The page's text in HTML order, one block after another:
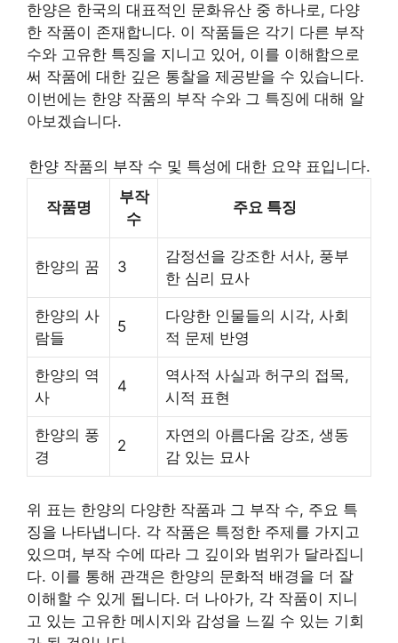
한양은 한국의 대표적인 문화유산 중 하나로, 다양
한 작품이 존재합니다. 이 작품들은 각기 다른 부작
수와 고유한 특징을 지니고 있어, 이를 이해함으로
써 작품에 대한 깊은 통찰을 제공받을 수 있습니다.
이번에는 한양 작품의 부작 수와 그 특징에 대해 알
아보겠습니다.
한양 작품의 부작 수 및 특성에 대한 요약 표입니다.
작품명
부작
수
주요 특징
한양의 꿈 3
감정선을 강조한 서사, 풍부
한 심리 묘사
한양의 사
람들
5
다양한 인물들의 시각, 사회
적 문제 반영
한양의 역
사
4
역사적 사실과 허구의 접목,
시적 표현
한양의 풍
경
2
자연의 아름다움 강조, 생동
감 있는 묘사
위 표는 한양의 다양한 작품과 그 부작 수, 주요 특
징을 나타냅니다. 각 작품은 특정한 주제를 가지고
있으며, 부작 수에 따라 그 깊이와 범위가 달라집니
다. 이를 통해 관객은 한양의 문화적 배경을 더 잘
이해할 수 있게 됩니다. 더 나아가, 각 작품이 지니
고 있는 고유한 메시지와 감성을 느낄 수 있는 기회